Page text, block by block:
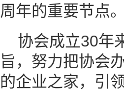
周年的重要节点。
协会成立30年
旨，努力把协会
的企业之家，引